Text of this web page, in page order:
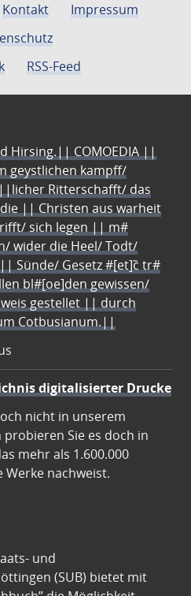
Kontakt
Impressum
RSS-Feed
Hirsing.|| COMOEDIA ||
geystlichen kampff/
Ritterschafft/ das
|| Christen aus warheit
sich legen || m#
wider die Heel/ Todt/
Sünde/ Gesetz #[et]c̃ tr#
bl#[oe]den gewissen/
gestellet || durch
Cotbusianum.||
digitalisierter Drucke
nicht in unserem
Sie es doch in
mehr als 1.600.000
nachweist.
und
(SUB) bietet mit